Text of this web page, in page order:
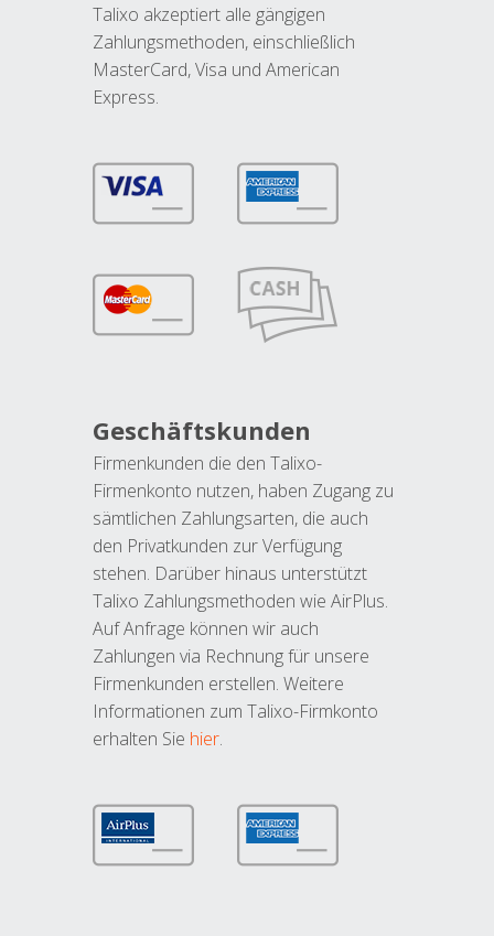
Talixo akzeptiert alle gängigen
Zahlungsmethoden, einschließlich
MasterCard, Visa und American
Express.
Geschäftskunden
Firmenkunden die den Talixo-
Firmenkonto nutzen, haben Zugang zu
sämtlichen Zahlungsarten, die auch
den Privatkunden zur Verfügung
stehen. Darüber hinaus unterstützt
Talixo Zahlungsmethoden wie AirPlus.
Auf Anfrage können wir auch
Zahlungen via Rechnung für unsere
Firmenkunden erstellen. Weitere
Informationen zum Talixo-Firmkonto
erhalten Sie hier.